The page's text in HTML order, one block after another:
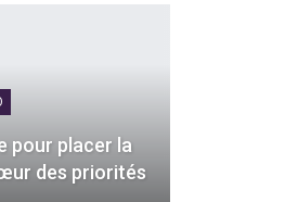
pour placer la
des priorités